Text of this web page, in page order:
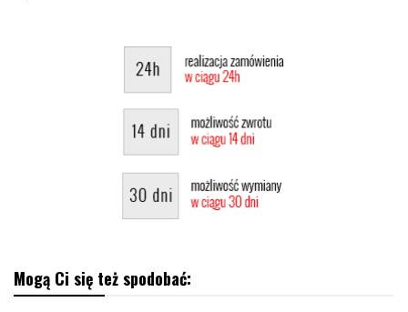
Mogą Ci się też spodobać: